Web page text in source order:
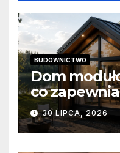
BUDOWNICTWO
Dom
co
domów
30 LIPCA, 2026